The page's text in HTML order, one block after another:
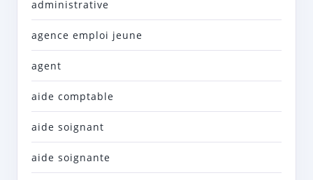
administrative
agence emploi jeune
agent
aide comptable
aide soignant
aide soignante